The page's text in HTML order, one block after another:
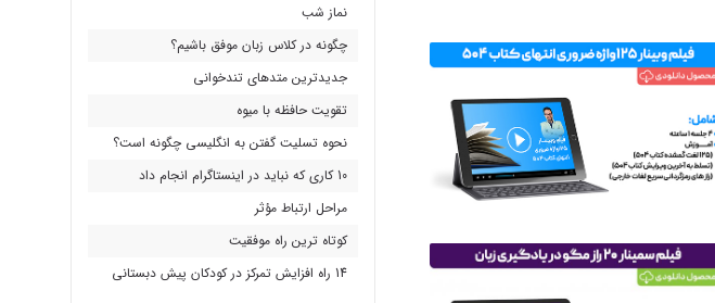
نماز شب
چگونه در کلاس زبان موفق باشیم؟
جدیدترین متدهای تندخوانی
تقویت حافظه با میوه
نحوه تسلیت گفتن به انگلیسی چگونه است؟
10 کاری که نباید در اینستاگرام انجام داد
مراحل ارتباط مؤثر
کوتاه ترین راه موفقیت
14 راه افزایش تمرکز در کودکان پیش دبستانی